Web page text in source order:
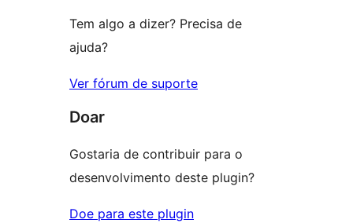
Tem algo a dizer? Precisa de
ajuda?
Ver fórum de suporte
Doar
Gostaria de contribuir para o
desenvolvimento deste plugin?
Doe para este plugin